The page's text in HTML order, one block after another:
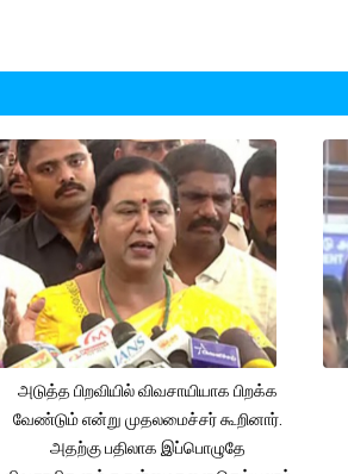
அடுத்த பிறவியில் விவசாயியாக பிறக்க
வேண்டும் என்று முதலமைச்சர் கூறினார்.
அதற்கு பதிலாக இப்பொழுதே